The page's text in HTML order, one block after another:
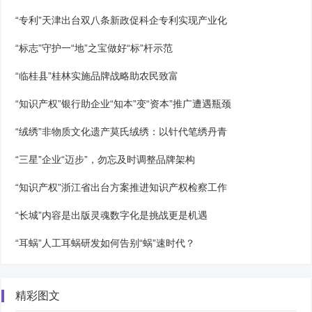
“专利”天津出台双八条新政促科企专利实现产业化
“标志”守护一“地”之宝做好“标”杆示范
“临桂县”桂林实施品牌战略助农民致富
“知识产权”银行助企业“知本”变“资本”推广遭遇瓶颈
“绒绣”非物质文化遗产莫氏绒绣：以针代笔绣丹青
“三星”企业“迈步”，勿忘及时调整品牌架构
“知识产权”浙江省出台方案推进知识产权检察工作
“长城”内容是出版灵魂数字化是挑战更是机遇
“耳蜗”人工耳蜗研发如何告别“蜗”速时代？
精彩图文